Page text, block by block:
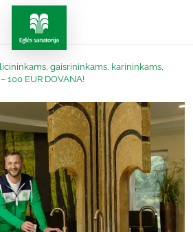
gaisrininkams, karininkams,
100 EUR DOVANA!